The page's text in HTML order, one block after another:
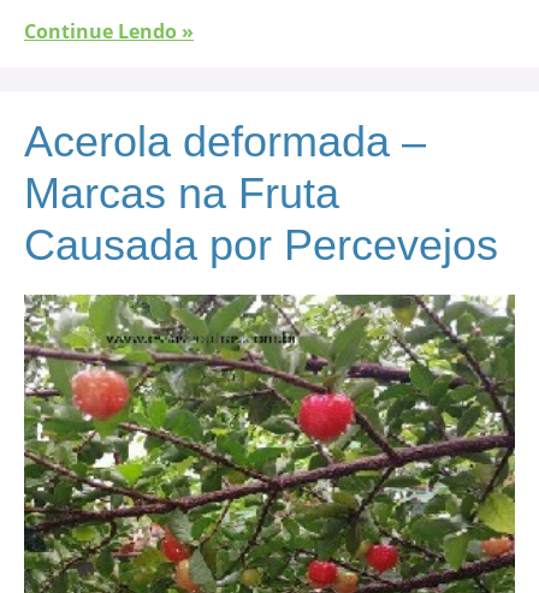
Continue Lendo »
Acerola deformada –
Marcas na Fruta
Causada por Percevejos